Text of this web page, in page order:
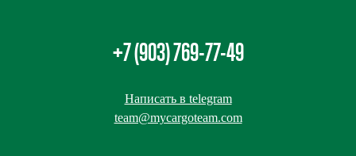
+7 (903) 769-77-49
Написать в telegram
team@mycargoteam.сom